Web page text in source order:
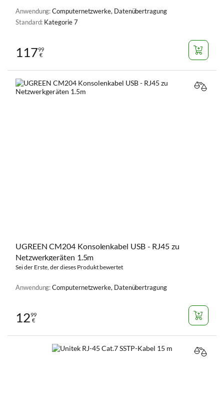
Anwendung:Computernetzwerke, Datenübertragung
Standard: Kategorie 7
11799
€
UGREEN CM204 Konsolenkabel USB - RJ45 zu
Netzwerkgeräten 1.5m
Sei der Erste, der dieses Produkt bewertet
Anwendung:Computernetzwerke, Datenübertragung
1299
€